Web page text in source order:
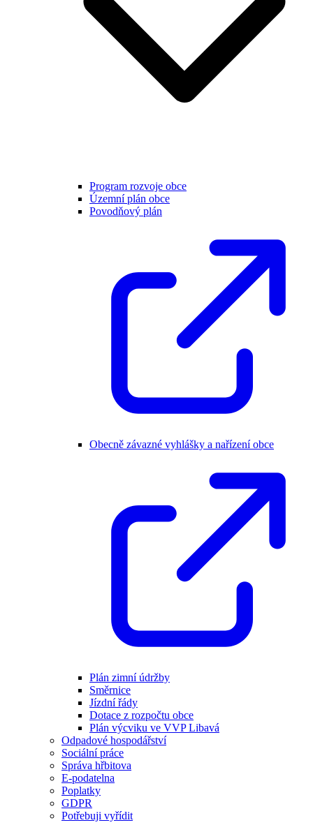
Program rozvoje obce
Územní plán obce
Povodňový plán
Obecně závazné vyhlášky a nařízení obce
Plán zimní údržby
Směrnice
Jízdní řády
Dotace z rozpočtu obce
Plán výcviku ve VVP Libavá
Odpadové hospodářství
Sociální práce
Správa hřbitova
E-podatelna
Poplatky
GDPR
Potřebuji vyřídit